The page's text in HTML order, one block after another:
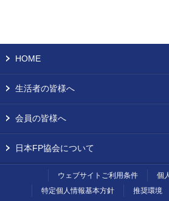
HOME
生活者の皆様へ
会員の皆様へ
日本FP協会について
ウェブサイトご利用条件
個
特定個人情報基本方針
推奨環境